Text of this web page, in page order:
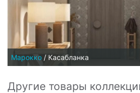
Марокко / Касабланка
Другие товары